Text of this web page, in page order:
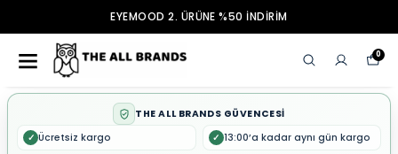
EYEMOOD 2. ÜRÜNE %50 İNDİRİM
0
THE ALL BRANDS GÜVENCESİ
✓ Ücretsiz kargo ✓ 13:00’a kadar aynı gün kargo